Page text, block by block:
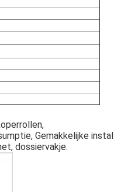
Gemakkelijke
dossiervakje.